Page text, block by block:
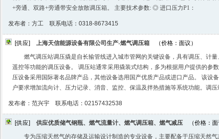
+旁通、双路+旁通带安全放散调压箱。 主要技术参数: ◎ 进口压力P1：
发布者：方工 联系电话：0318-8673415
[供应] 上海天信能源设备有限公司生产-燃气调压箱 （价格：面议）
燃气调压站调压撬是自长输管线进入城市管网的关键设备，具有调压、计
遥控等功能的调压设备。 调压站通常采用撬装式结构，多为根据用户提供的参
压设备采用国际著名品牌产品，其他设备选用国产优质产品或进口产品。 该设
户要求增加流向计、压力记录、消音、监控、保温及拌热措施等系统功能。调
发布者：范兴宇 联系电话：02157432538
[供应] 供应优质储气钢瓶、燃气流量计、燃气调压箱、燃气减压 （价格：
专为压缩天然气的存储及运输设计制造的专业设备，主要配备于压缩天然